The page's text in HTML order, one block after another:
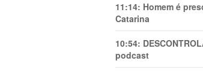
11:14: Homem é
Catarina
10:54:
podcast